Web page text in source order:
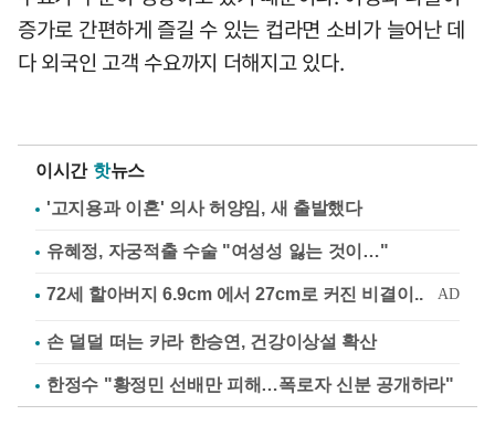
증가로 간편하게 즐길 수 있는 컵라면 소비가 늘어난 데
다 외국인 고객 수요까지 더해지고 있다.
이시간 핫뉴스
'고지용과 이혼' 의사 허양임, 새 출발했다
유혜정, 자궁적출 수술 "여성성 잃는 것이…"
손 덜덜 떠는 카라 한승연, 건강이상설 확산
한정수 "황정민 선배만 피해…폭로자 신분 공개하라"